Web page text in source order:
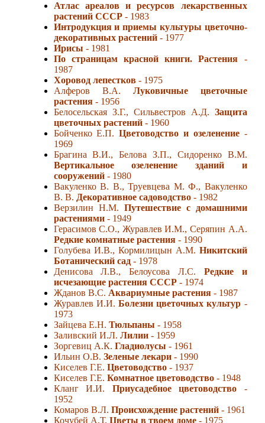
Атлас ареалов и ресурсов лекарственных
растений СССР- 1983
Интродукция и приемы культуры цветочно-
декоративных растений- 1977
Ирисы - 1981
По страницам красной книги. Растения -
1987
Хоровод лепестков- 1975
Алферов В.А. Луковичные цветочные
растения- 1956
Белосельская З.Г., Сильвестров А.Д. Защита
цветочных растений- 1960
Бойченко Е.П.Цветоводство и озеленение-
1969
Брагина В.И., Белова З.П., Сидоренко В.М.
Вертикальное озеленение зданий и
сооружений- 1980
Вакуленко В. В., Труевцева М. Ф., Вакуленко
В. В. Декоративное садоводство- 1982
Верзилин Н.М. Путешествие с домашними
растениями- 1949
Герасимов С.О., Журавлев И.М., Серяпин А.А.
Редкие комнатные растения- 1990
Голубева И.В., Кормилицын А.М. Никитский
Ботанический сад- 1978
Денисова Л.В., Белоусова Л.С. Редкие и
исчезающие растения СССР- 1974
Жданов В.С. Аквариумные растения- 1987
Журавлев И.И. Болезни цветочных культур -
1973
Зайцева Е.Н. Тюльпаны - 1958
Заливский И.Л. Лилии- 1959
Зоргевиц А.К. Гладиолусы - 1961
Ильин О.В. Зеленые лекари- 1990
Киселев Г.Е. Цветоводство- 1937
Киселев Г.Е. Комнатное цветоводство- 1948
Кланг И.И. Приусадебное цветоводство -
1952
Комаров В.Л. Происхождение растений- 1961
Кочубей А.Т. Цветы в твоем доме- 1975